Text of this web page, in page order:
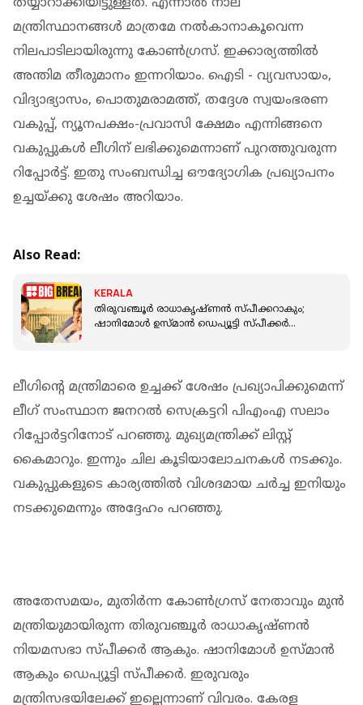
മന്ത്രിസ്ഥാനങ്ങള്‍ മാത്രമേ നല്‍കാനാകൂവെന്ന
നിലപാടിലായിരുന്നു കോണ്‍ഗ്രസ്. ഇക്കാര്യത്തില്‍
അന്തിമ തീരുമാനം ഇന്നറിയാം. ഐടി - വ്യവസായം,
വിദ്യാഭ്യാസം, പൊതുമരാമത്ത്, തദ്ദേശ സ്വയംഭരണ
വകുപ്പ്, ന്യൂനപക്ഷം-പ്രവാസി ക്ഷേമം എന്നിങ്ങനെ
വകുപ്പുകൾ ലീഗിന് ലഭിക്കുമെന്നാണ് പുറത്തുവരുന്ന
റിപ്പോർട്ട്. ഇതു സംബന്ധിച്ച ഔദ്യോഗിക പ്രഖ്യാപനം
ഉച്ചയ്ക്കു ശേഷം അറിയാം.
Also Read:
KERALA
തിരുവഞ്ചൂര്‍ രാധാകൃഷ്ണന്‍ സ്പീക്കറാകും;
ഷാനിമോള്‍ ഉസ്മാന്‍ ഡെപ്യൂട്ടി സ്പീക്കര്‍
ലീഗിന്റെ മന്ത്രിമാരെ ഉച്ചക്ക് ശേഷം പ്രഖ്യാപിക്കുമെന്ന്
ലീഗ് സംസ്ഥാന ജനറൽ സെക്രട്ടറി പിഎംഎ സലാം
റിപ്പോർട്ടറിനോട് പറഞ്ഞു. മുഖ്യമന്ത്രിക്ക് ലിസ്റ്റ്
കൈമാറും. ഇന്നും ചില കൂടിയാലോചനകള്‍ നടക്കും.
വകുപ്പുകളുടെ കാര്യത്തില്‍ വിശദമായ ചർച്ച ഇനിയും
നടക്കുമെന്നും അദ്ദേഹം പറഞ്ഞു.
അതേസമയം, മുതിര്‍ന്ന കോണ്‍ഗ്രസ് നേതാവും മുൻ
മന്ത്രിയുമായിരുന്ന തിരുവഞ്ചൂര്‍ രാധാകൃഷ്ണന്‍
നിയമസഭാ സ്പീക്കര്‍ ആകും. ഷാനിമോള്‍ ഉസ്മാന്‍
ആകും ഡെപ്യൂട്ടി സ്പീക്കര്‍. ഇരുവരും
മന്ത്രിസഭയിലേക്ക് ഇല്ലെന്നാണ് വിവരം. കേരള